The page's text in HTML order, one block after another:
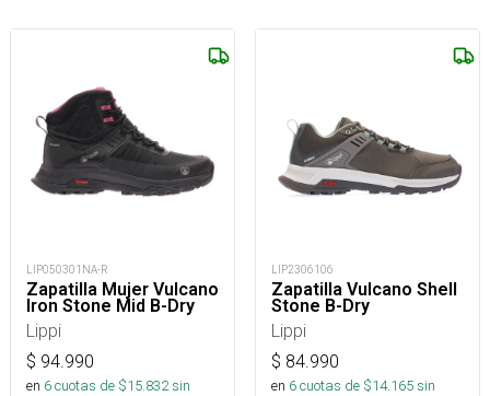
LIP050301NA-R
Zapatilla Mujer Vulcano
Iron Stone Mid B-Dry
Lippi
$ 94.990
en 6cuotas de $15.832sin
LIP2306106
Zapatilla Vulcano Shell
Stone B-Dry
Lippi
$ 84.990
en 6cuotas de $14.165sin